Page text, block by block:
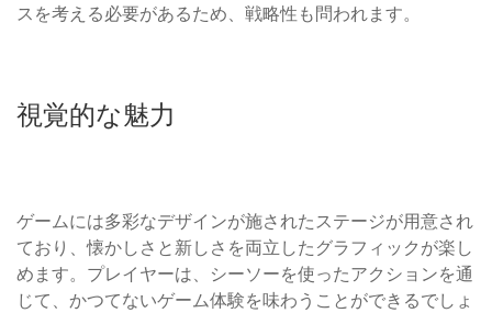
スを考える必要があるため、戦略性も問われます。
視覚的な魅力
ゲームには多彩なデザインが施されたステージが用意され
ており、懐かしさと新しさを両立したグラフィックが楽し
めます。プレイヤーは、シーソーを使ったアクションを通
じて、かつてないゲーム体験を味わうことができるでしょ